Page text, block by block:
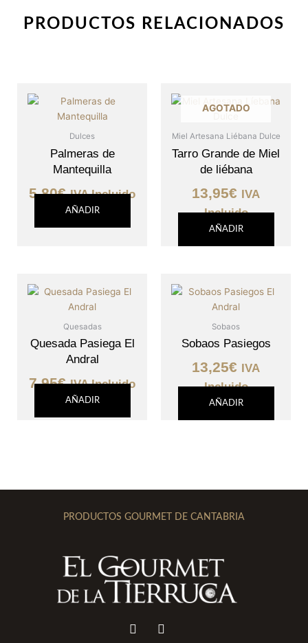
PRODUCTOS RELACIONADOS
Dulces
Palmeras de
Mantequilla
5,80€ IVA Incluido
AÑADIR
AGOTADO
Miel Artesana Liébana Dulce
Tarro Grande de Miel
de liébana
13,95€ IVA
Incluido
AÑADIR
Quesadas
Quesada Pasiega El
Andral
7,95€ IVA Incluido
AÑADIR
Sobaos
Sobaos Pasiegos
13,25€ IVA
Incluido
AÑADIR
PRODUCTOS GOURMET DE CANTABRIA
I
n
F
a